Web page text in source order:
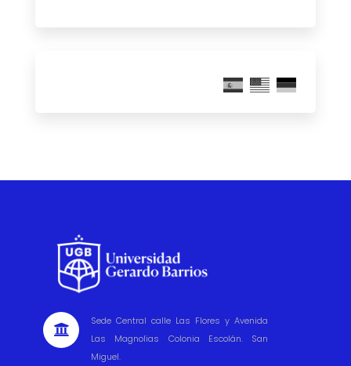

Sede Central calle Las Flores y Avenida
Las Magnolias Colonia Escolán. San
Miguel.